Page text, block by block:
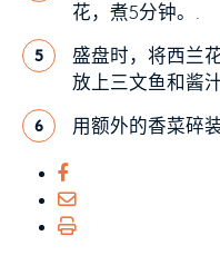
花，煮5分钟。.
5
盛盘时，将西兰
放上三文鱼和酱
6 用额外的香菜碎